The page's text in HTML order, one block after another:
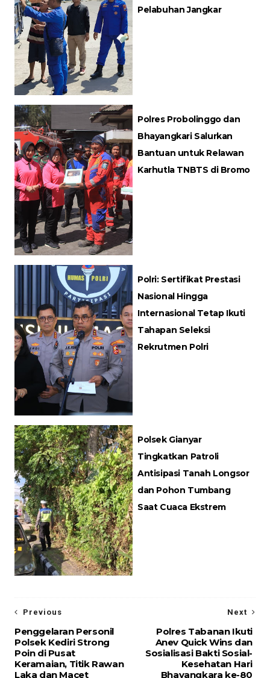
Pelabuhan Jangkar
Polres Probolinggo dan
Bhayangkari Salurkan
Bantuan untuk Relawan
Karhutla TNBTS di Bromo
Polri: Sertifikat Prestasi
Nasional Hingga
Internasional Tetap Ikuti
Tahapan Seleksi
Rekrutmen Polri
Polsek Gianyar
Tingkatkan Patroli
Antisipasi Tanah Longsor
dan Pohon Tumbang
Saat Cuaca Ekstrem
Next
Polres Tabanan Ikuti
Anev Quick Wins dan
Sosialisasi Bakti Sosial-
Kesehatan Hari
Bhayangkara ke-80
Previous
Penggelaran Personil
Polsek Kediri Strong
Poin di Pusat
Keramaian, Titik Rawan
Laka dan Macet